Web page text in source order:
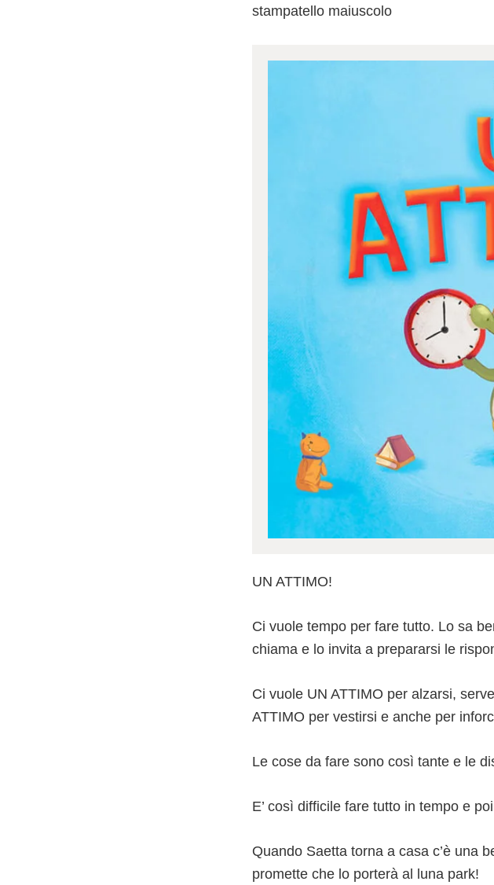
stampatello maiuscolo
UN ATTIMO!
Ci vuole tempo per fare tutto. Lo sa
chiama e lo invita a prepararsi le
Ci vuole UN ATTIMO per alzarsi,
ATTIMO per vestirsi e anche per
Le cose da fare sono così tante e le
E’ così difficile fare tutto in tempo e
Quando Saetta torna a casa c’è una
promette che lo porterà al luna park!